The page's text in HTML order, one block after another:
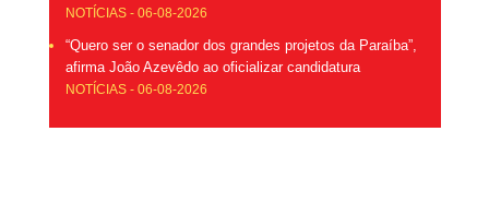
NOTÍCIAS - 06-08-2026
“Quero ser o senador dos grandes projetos da Paraíba”,
afirma João Azevêdo ao oficializar candidatura
NOTÍCIAS - 06-08-2026